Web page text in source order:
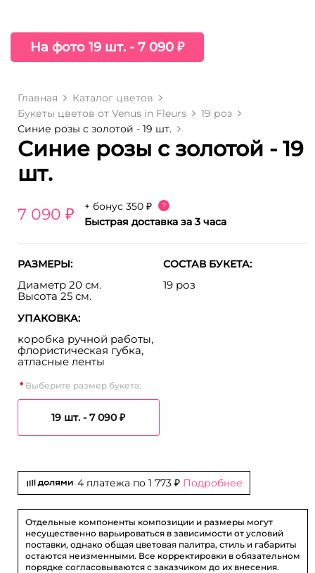
На фото 19 шт. - 7 090 ₽
Главная
Каталог цветов
Букеты цветов от Venus in Fleurs
19 роз
Синие розы c золотой - 19 шт.
Синие розы c золотой - 19
шт.
7 090 ₽ + бонус 350 ₽ ?
Быстрая доставка за 3 часа
РАЗМЕРЫ:
Диаметр 20 см.
Высота 25 см.
СОСТАВ БУКЕТА:
19 роз
УПАКОВКА:
коробка ручной работы,
флористическая губка,
атласные ленты
Выберите размер букета:
19 шт. -7 090 ₽
4 платежа по 1 773 ₽ Подробнее
Отдельные компоненты композиции и размеры могут
несущественно варьироваться в зависимости от условий
поставки, однако общая цветовая палитра, стиль и габариты
остаются неизменными. Все корректировки в обязательном
порядке согласовываются с заказчиком до их внесения.